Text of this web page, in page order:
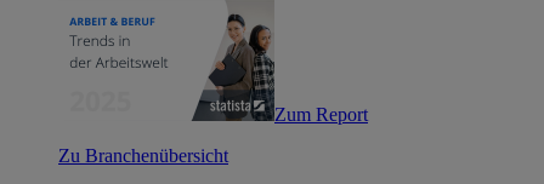
Zum Report
Zu Branchenübersicht